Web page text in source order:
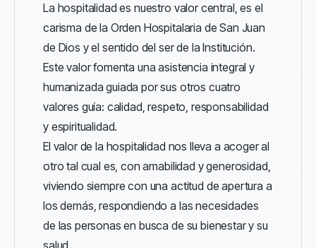
La hospitalidad es nuestro valor central, es el
carisma de la Orden Hospitalaria de San Juan
de Dios y el sentido del ser de la Institución.
Este valor fomenta una asistencia integral y
humanizada guiada por sus otros cuatro
valores guía: calidad, respeto, responsabilidad
y espiritualidad.
El valor de la hospitalidad nos lleva a acoger al
otro tal cual es, con amabilidad y generosidad,
viviendo siempre con una actitud de apertura a
los demás, respondiendo a las necesidades
de las personas en busca de su bienestar y su